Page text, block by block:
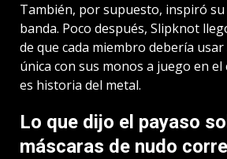
También, por supuesto, inspiró
banda. Poco después, Slipknot
de que cada miembro debería
única con sus monos a juego en el
es historia del metal.
Lo que dijo el payaso
máscaras de nudo